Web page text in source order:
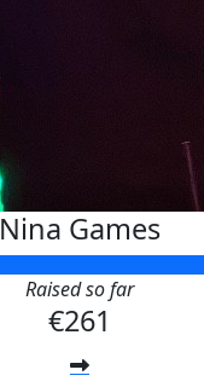
Nina Games
Raised so far
€261